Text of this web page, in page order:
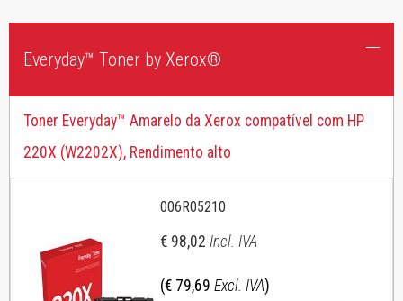
Everyday™ Toner by Xerox®
Toner Everyday™ Amarelo da Xerox compatível com HP
220X (W2202X), Rendimento alto
006R05210
€ 98,02 Incl. IVA
(€ 79,69 Excl. IVA)